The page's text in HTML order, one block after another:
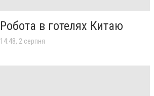
Робота в готелях Китаю
14:48, 2 серпня